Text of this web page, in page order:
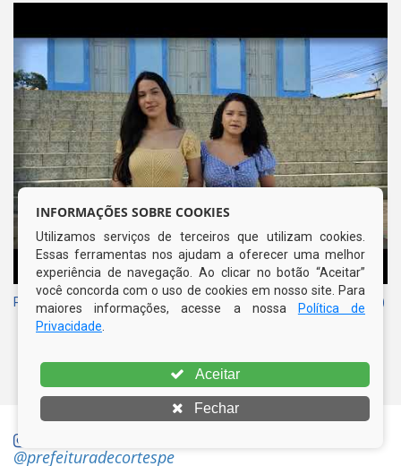
Pontos Históricos em Cortês (Paróquia de São Francisco de Assis)
@prefeituradecortespe
INFORMAÇÕES SOBRE COOKIES
Utilizamos serviços de terceiros que utilizam cookies.
Essas ferramentas nos ajudam a oferecer uma melhor
experiência de navegação. Ao clicar no botão “Aceitar”
você concorda com o uso de cookies em nosso site. Para
maiores informações, acesse a nossa
Política de
Privacidade
Aceitar
Fechar